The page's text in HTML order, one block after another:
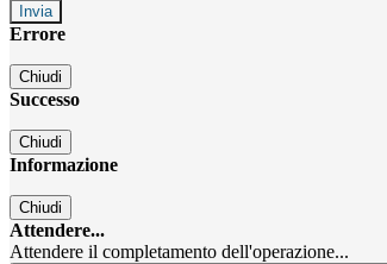
Errore
Chiudi
Successo
Chiudi
Informazione
Chiudi
Attendere...
Attendere il completamento dell'operazione...